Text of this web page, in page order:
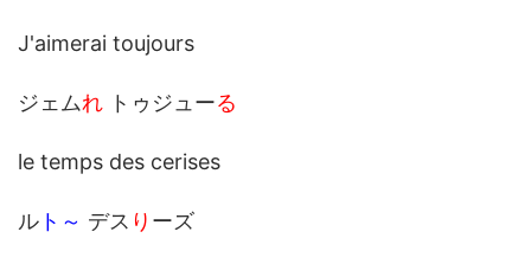
J'aimerai toujours
ジェムれ トゥジューる
le temps des cerises
ル ト～ デス り ーズ